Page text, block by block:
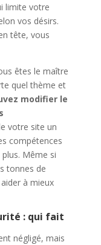
limite votre
vos désirs.
tête, vous
êtes le maître
quel thème et
modifier le
votre site un
compétences
Même si
tonnes de
à mieux
: qui fait
négligé, mais